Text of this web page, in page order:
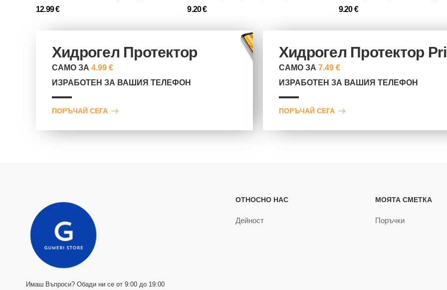
12.99 € 9.20 € 9.20 €
Хидрогел Протектор
САМО ЗА 4.99 €
ИЗРАБОТЕН ЗА ВАШИЯ ТЕЛЕФОН
ПОРЪЧАЙ СЕГА
Хидрогел Протектор
САМО ЗА 7.49 €
ИЗРАБОТЕН ЗА ВАШИЯ ТЕЛЕФОН
ПОРЪЧАЙ СЕГА
Имаш Въпроси? Обади ни се от 9:00 до 19:00
ОТНОСНО НАС
Дейност
МОЯТА СМЕТКА
Поръчки